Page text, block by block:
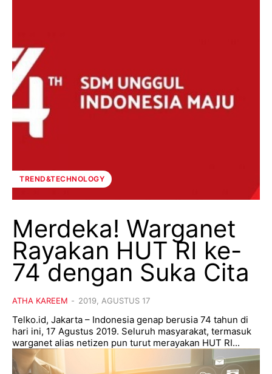
TREND&TECHNOLOGY
Merdeka! Warganet
Rayakan HUT RI ke-
74 dengan Suka Cita
ATHA KAREEM - 2019, AGUSTUS 17
Telko.id, Jakarta – Indonesia genap berusia 74 tahun di
hari ini, 17 Agustus 2019. Seluruh masyarakat, termasuk
warganet alias netizen pun turut merayakan HUT RI...